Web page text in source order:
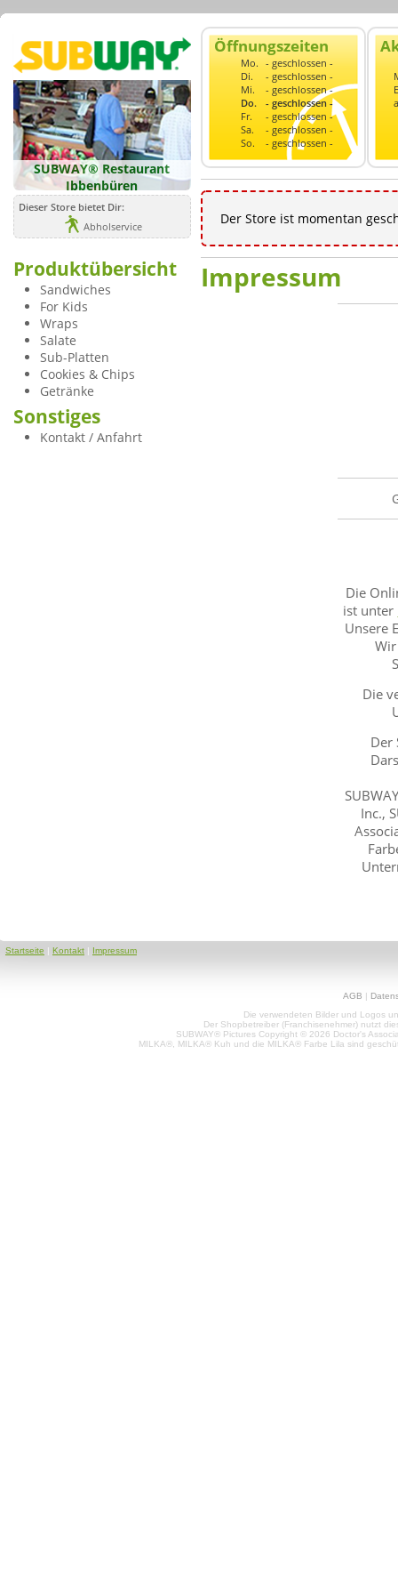
SUBWAY® Restaurant
Ibbenbüren
Dieser Store bietet Dir:
Abholservice
Produktübersicht
Sandwiches
For Kids
Wraps
Salate
Sub-Platten
Cookies & Chips
Getränke
Sonstiges
Kontakt / Anfahrt
Öffnungszeiten
Mo. - geschlossen -
Di.
- geschlossen -
Mi.
- geschlossen -
Do.
- geschlossen -
Fr.
- geschlossen -
Sa.
- geschlossen -
So.
- geschlossen -
Der Store ist momentan
Impressum
Die
ist unter
Unsere
Die
Der
Inc.,
Startseite | Kontakt | Impressum
AGB |
Die verwendeten Bilder und Logos
Der Shopbetreiber (Franchisenehmer) nutzt
SUBWAY® Pictures Copyright © 2026 Doctor's
MILKA®, MILKA® Kuh und die MILKA® Farbe Lila sind